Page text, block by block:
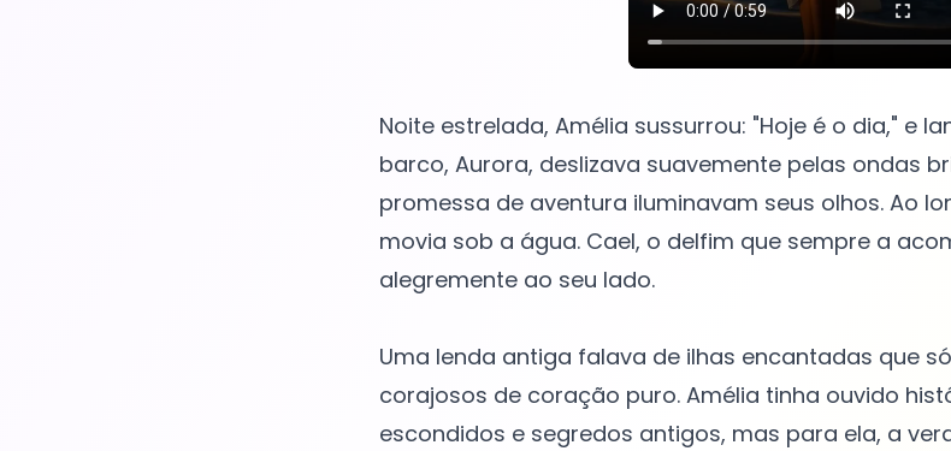
Noite estrelada, Amélia sussurrou: "Hoje é o dia," e
barco, Aurora, deslizava suavemente pelas ondas
promessa de aventura iluminavam seus olhos. Ao
movia sob a água. Cael, o delfim que sempre a
alegremente ao seu lado.
Uma lenda antiga falava de ilhas encantadas que
corajosos de coração puro. Amélia tinha ouvido
escondidos e segredos antigos, mas para ela, a